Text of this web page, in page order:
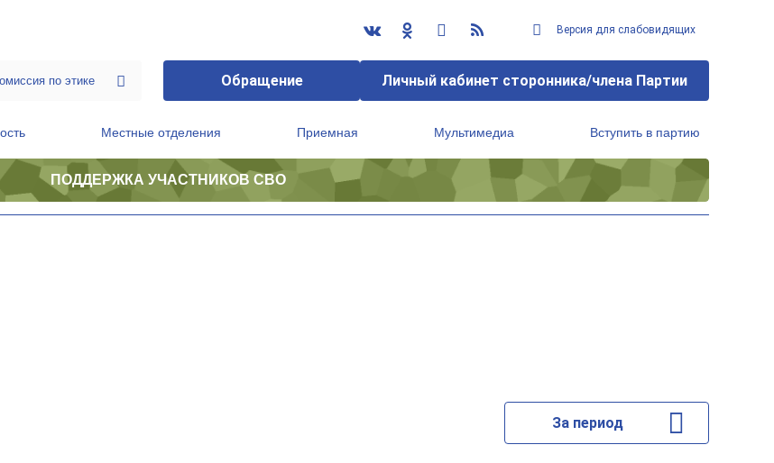
Версия для слабовидящих
Обращение Личный кабинет сторонника/члена Партии
Местные отделения Приемная Мультимедиа Вступить в партию
ПОДДЕРЖКА УЧАСТНИКОВ СВО
За период